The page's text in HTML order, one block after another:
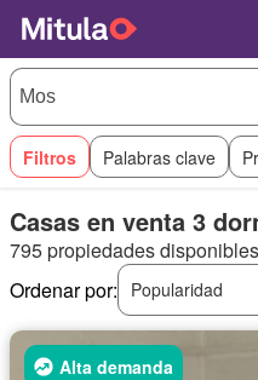
Filtros Palabras clave
Casas en venta 3
795 propiedades disponibles
Ordenar por:
Popularidad
Alta demanda